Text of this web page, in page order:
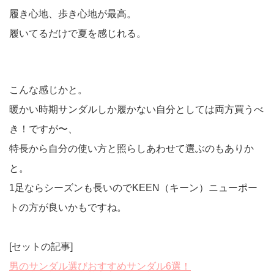
履き心地、歩き心地が最高。
履いてるだけで夏を感じれる。
こんな感じかと。
暖かい時期サンダルしか履かない自分としては両方買うべ
き！ですが〜、
特長から自分の使い方と照らしあわせて選ぶのもありか
と。
1足ならシーズンも長いのでKEEN（キーン）ニューポー
トの方が良いかもですね。
[セットの記事]
男のサンダル選びおすすめサンダル6選！